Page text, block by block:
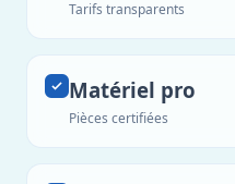
Tarifs transparents
Matériel pro
Pièces certifiées